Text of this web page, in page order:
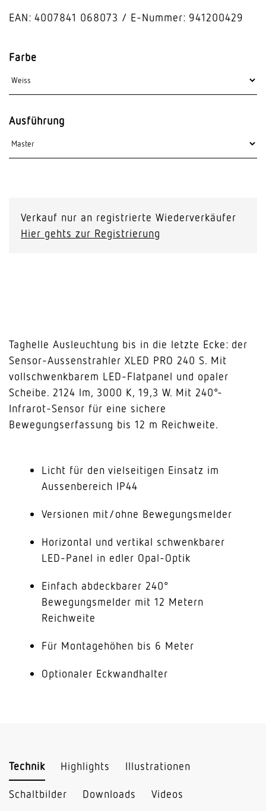
EAN: 4007841 068073 E-Nummer: 941200429
Farbe
Ausführung
Verkauf nur an registrierte Wiederverkäufer
Hier gehts zur Registrierung
Taghelle Ausleuchtung bis in die letzte Ecke: der
Sensor-Aussenstrahler XLED PRO 240 S. Mit
vollschwenkbarem LED-Flatpanel und opaler
Scheibe. 2124 lm, 3000 K, 19,3 W. Mit 240°-
Infrarot-Sensor für eine sichere
Bewegungserfassung bis 12 m Reichweite.
Licht für den vielseitigen Einsatz im
Aussenbereich IP44
Versionen mit/ohne Bewegungsmelder
Horizontal und vertikal schwenkbarer
LED-Panel in edler Opal-Optik
Einfach abdeckbarer 240°
Bewegungsmelder mit 12 Metern
Reichweite
Für Montagehöhen bis 6 Meter
Optionaler Eckwandhalter
Technik Highlights Illustrationen
Schaltbilder Downloads Videos